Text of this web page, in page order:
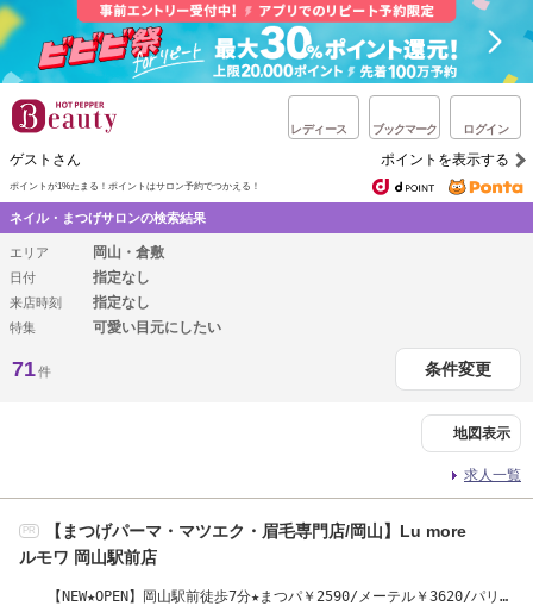
レディース ブックマーク ログイン
ゲストさん ポイントを表示する
ポイントが1%たまる！ ポイントはサロン予約でつかえる！
ネイル・まつげサロンの検索結果
エリア 岡山・倉敷
日付 指定なし
来店時刻 指定なし
特集 可愛い目元にしたい
71件 条件変更
地図表示
求人一覧
PR
【まつげパーマ・マツエク・眉毛専門店/岡山】Lu more
ルモワ 岡山駅前店
【NEW★OPEN】岡山駅前徒歩7分★まつパ￥2590/メーテル￥3620/パリ